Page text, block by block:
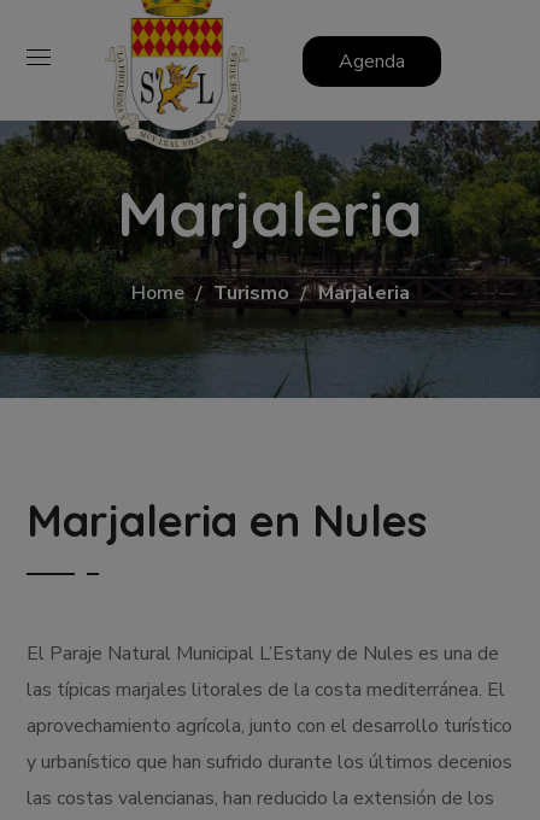
Agenda
Marjaleria
Home Turismo Marjaleria
Marjaleria en Nules
El Paraje Natural Municipal L’Estany de Nules es una de
las típicas marjales litorales de la costa mediterránea. El
aprovechamiento agrícola, junto con el desarrollo turístico
y urbanístico que han sufrido durante los últimos decenios
las costas valencianas, han reducido la extensión de los